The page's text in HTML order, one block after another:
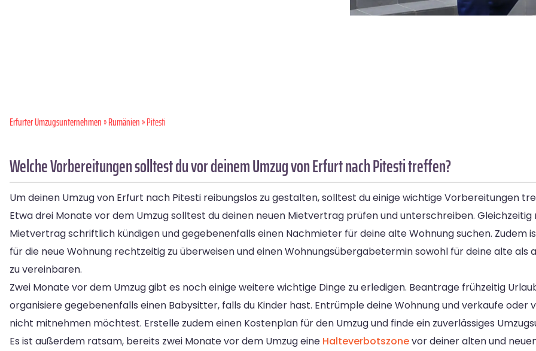
Erfurter Umzugsunternehmen»Rumänien» Pitesti
Welche Vorbereitungen solltest du vor deinem Umzug von Erfurt nach Pitesti treffen?
Um deinen Umzug von Erfurt nach Pitesti reibungslos zu gestalten, solltest du einige wichtige Vorbereitungen
Etwa drei Monate vor dem Umzug solltest du deinen neuen Mietvertrag prüfen und unterschreiben.
Mietvertrag schriftlich kündigen und gegebenenfalls einen Nachmieter für deine alte Wohnung suchen. Zudem
für die neue Wohnung rechtzeitig zu überweisen und einen Wohnungsübergabetermin sowohl für deine alte als
zu vereinbaren.
Zwei Monate vor dem Umzug gibt es noch einige weitere wichtige Dinge zu erledigen. Beantrage frühzeitig
organisiere gegebenenfalls einen Babysitter, falls du Kinder hast. Entrümple deine Wohnung und verkaufe oder
nicht mitnehmen möchtest. Erstelle zudem einen Kostenplan für den Umzug und finde ein zuverlässiges
Es ist außerdem ratsam, bereits zwei Monate vor dem Umzug eine Halteverbotszonevor deiner alten und